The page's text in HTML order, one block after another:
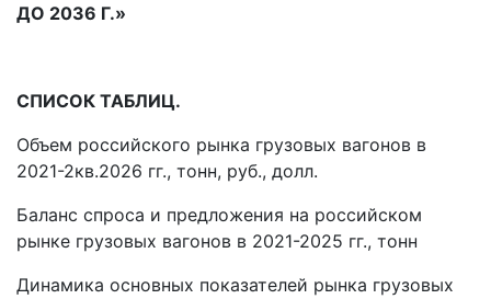
ДО 2036 Г.»
СПИСОК ТАБЛИЦ.
Объем российского рынка грузовых вагонов в
2021-2кв.2026 гг., тонн, руб., долл.
Баланс спроса и предложения на российском
рынке грузовых вагонов в 2021-2025 гг., тонн
Динамика основных показателей рынка грузовых